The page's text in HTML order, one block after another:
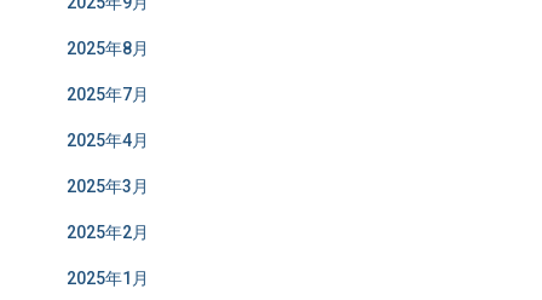
2025年8月
2025年7月
2025年4月
2025年3月
2025年2月
2025年1月